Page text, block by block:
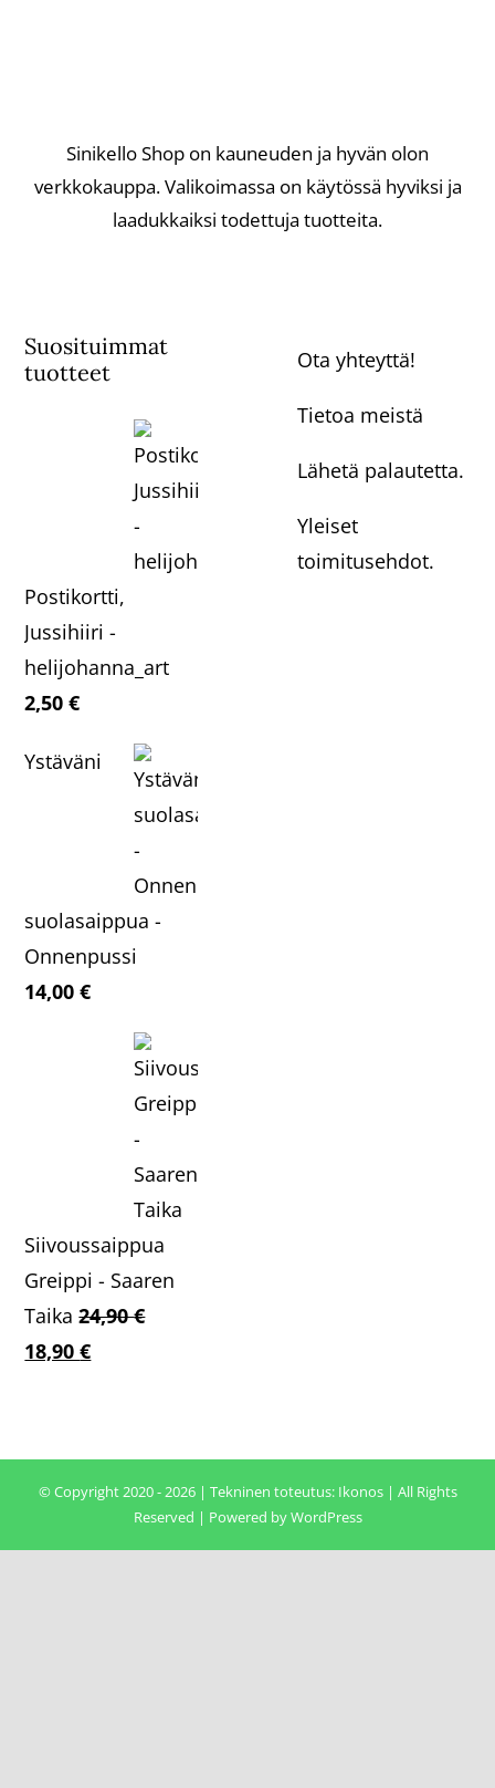
Sinikello Shop on kauneuden ja hyvän olon
verkkokauppa. Valikoimassa on käytössä hyviksi ja
laadukkaiksi todettuja tuotteita.
Suosituimmat
tuotteet
Postikortti,
Jussihiiri -
helijohanna_art
2,50€
Ystäväni
suolasaippua -
Onnenpussi
14,00€
Siivoussaippua
Greippi - Saaren
Taika 24,90€
Alkuperäinen
24,90 €.
18,90€Nykyinen
18,90 €.
Ota yhteyttä!
Tietoa meistä
Lähetä palautetta.
Yleiset
toimitusehdot.
© Copyright 2020 - 2026 | Tekninen toteutus: Ikonos| All Rights
Reserved | Powered byWordPress